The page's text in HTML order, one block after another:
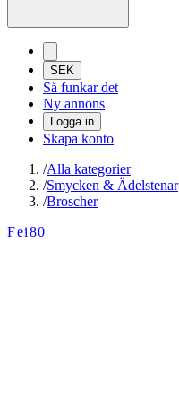
SEK
Så funkar det
Ny annons
Logga in
Skapa konto
/Alla kategorier
/Smycken & Ädelstenar
/Broscher
Fei80